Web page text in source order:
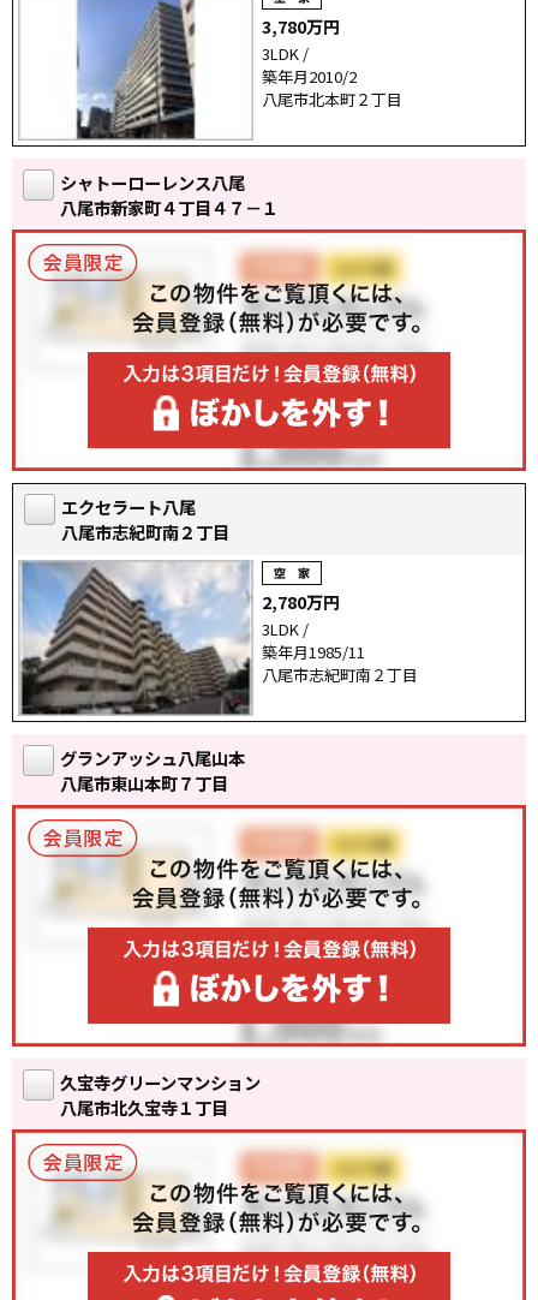
3,780万円
3LDK /
築年月2010/2
八尾市北本町２丁目
シャトーローレンス八尾
八尾市新家町４丁目４７－１
エクセラート八尾
八尾市志紀町南２丁目
2,780万円
3LDK /
築年月1985/11
八尾市志紀町南２丁目
グランアッシュ八尾山本
八尾市東山本町７丁目
久宝寺グリーンマンション
八尾市北久宝寺１丁目